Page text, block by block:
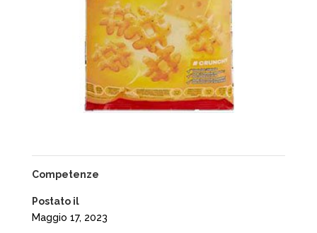
Competenze
Postato il
Maggio 17, 2023